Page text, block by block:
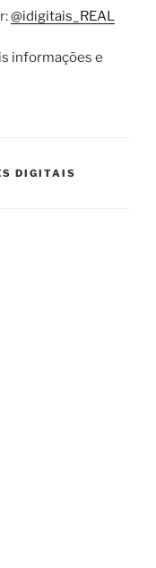
@idigitais_REAL
informações e
DIGITAIS